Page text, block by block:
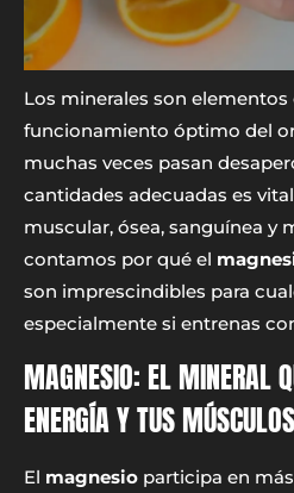
Los minerales son elementos
funcionamiento óptimo del
muchas veces pasan
cantidades adecuadas es
muscular, ósea, sanguínea y
contamos por qué el
son imprescindibles para
especialmente si entrenas
MAGNESIO: EL MINERAL
ENERGÍA Y TUS MÚSCULOS
El magnesio participa en